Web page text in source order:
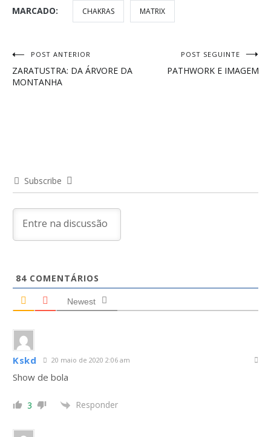
MARCADO: CHAKRAS MATRIX
Navegação
de
POST ANTERIOR
ZARATUSTRA: DA ÁRVORE DA
MONTANHA
POST SEGUINTE
PATHWORK E IMAGEM
Subscribe
84 COMENTÁRIOS
Newest
Kskd 20 maio de 2020 2:06 am
Show de bola
3 Responder